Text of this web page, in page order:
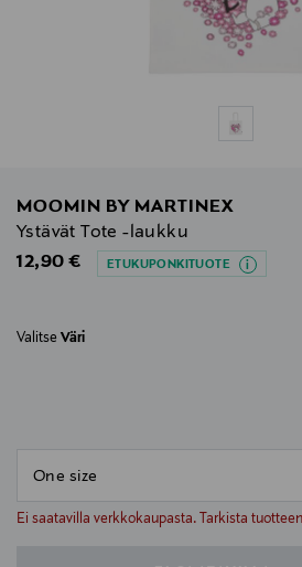
MOOMIN BY MARTINEX
Ystävät Tote -laukku
Original Price
12,90 € ETUKUPONKITUOTE
Valitse Väri
Ei saatavilla verkkokaupasta. Tarkista
null